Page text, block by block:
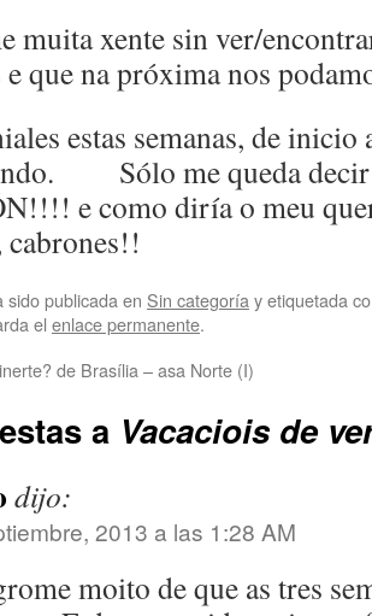
muita xente sin ver/
que na próxima nos
estas semanas, de
Sólo me queda
e como diría o meu
sido publicada en Sin categoría y etiquetada
el enlace permanente.
de Brasília – asa Norte (I)
a Vacaciois de
dijo:
2013 a las 1:28 AM
moito de que as tres